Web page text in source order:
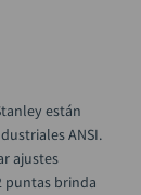
están
ANSI.
ajustes
puntas brinda